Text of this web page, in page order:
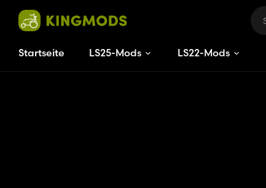
Startseite LS25-Mods LS22-Mods